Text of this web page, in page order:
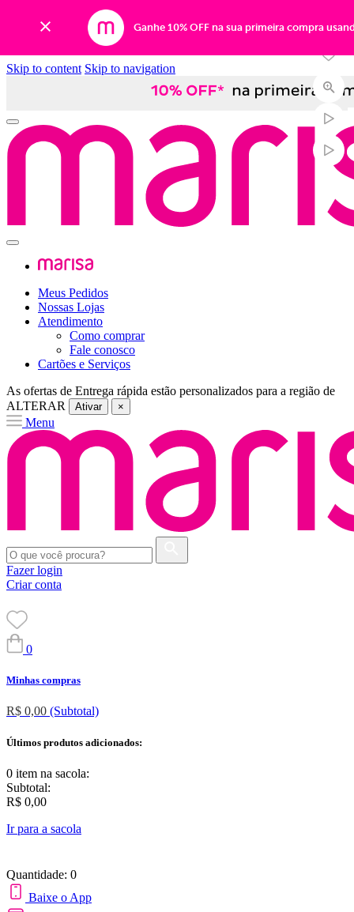
Ganhe 10% OFF na sua primeira compra
Skip to content Skip to navigation
Meus Pedidos
Nossas Lojas
Atendimento
Como comprar
Fale conosco
Cartões e Serviços
As ofertas de Entrega rápida estão personalizados para a região de
ALTERAR
Ativar ×
Menu
Fazer login
Criar conta
0
Minhas compras
R$ 0,00 (Subtotal)
Últimos produtos adicionados:
0 item na sacola:
Subtotal:
R$ 0,00
Ir para a sacola
Quantidade: 0
Baixe o App